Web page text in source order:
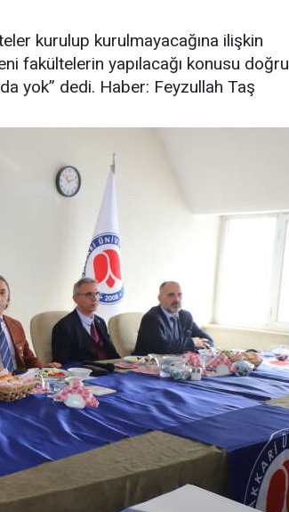
kurulup kurulmayacağına ilişkin
fakültelerin yapılacağı konusu doğru
yok” dedi. Haber: Feyzullah Taş